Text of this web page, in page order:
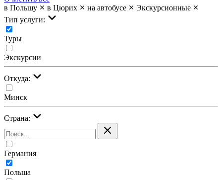
в Польшу
в Цюрих на автобусе
Экскурсионные
Тип услуги:
Туры
Экскурсии
Откуда:
Минск
Страна:
Германия
Польша